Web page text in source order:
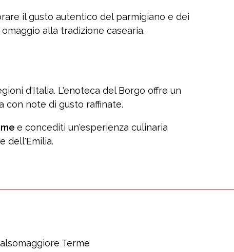
il gusto autentico del parmigiano e dei
alla tradizione casearia.
d'Italia. L'enoteca del Borgo offre un
note di gusto raffinate.
e concediti un'esperienza culinaria
dell'Emilia.